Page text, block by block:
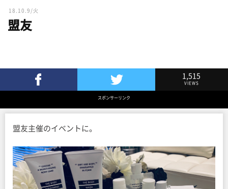
18.10.9/火
盟友
Twitterでツイート
1,515
VIEWS
スポンサーリンク
盟友主催のイベントに。